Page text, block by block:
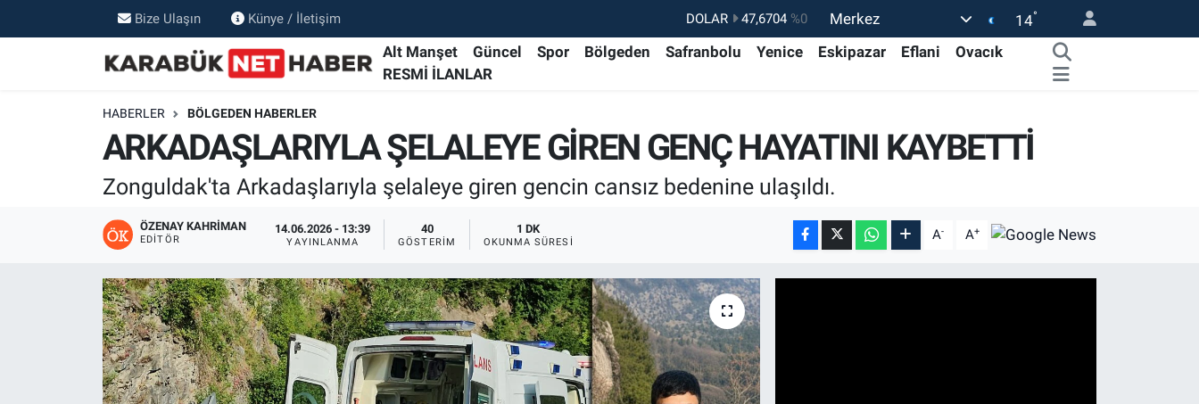
Bize Ulaşın Künye / İletişim DOLAR 47,6704 %0
EURO
55,0406 %-0.08
BİST100
13.799 %70
BITCOIN
64.225,61 %-0.63
Merkez 14°
Alt Manşet Güncel Spor Bölgeden Safranbolu Yenice Eskipazar Eflani
Ovacık
RESMİ İLANLAR
HABERLER BÖLGEDEN HABERLER
ARKADAŞLARIYLA ŞELALEYE GİREN GENÇ HAYATINI KAYBETTİ
Zonguldak'ta Arkadaşlarıyla şelaleye giren gencin cansız bedenine ulaşıldı.
ÖZENAY KAHRIMAN
EDITÖR
14.06.2026 - 13:39
YAYINLANMA
40
GÖSTERIM
1 DK
OKUNMA SÜRESI A- A+